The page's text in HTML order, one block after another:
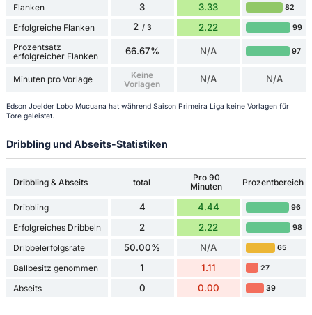
Flanken 3 3.33 82
Erfolgreiche Flanken 2 / 3 2.22 99
Prozentsatz
erfolgreicher Flanken
66.67% N/A 97
Minuten pro Vorlage
Keine
Vorlagen
N/A N/A
Edson Joelder Lobo Mucuana hat während Saison Primeira Liga keine Vorlagen für
Tore geleistet.
Dribbling und Abseits-Statistiken
Dribbling & Abseits total
Pro 90
Minuten
Prozentbereich
Dribbling 4 4.44 96
Erfolgreiches Dribbeln 2 2.22 98
Dribbelerfolgsrate 50.00% N/A 65
Ballbesitz genommen 1 1.11 27
Abseits 0 0.00 39